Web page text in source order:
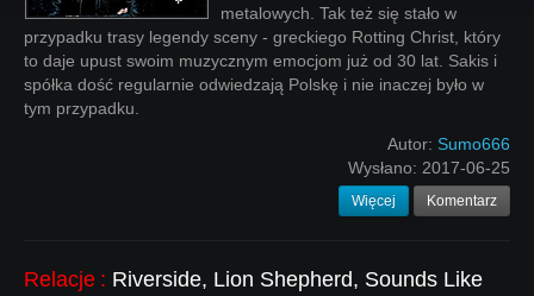
metalowych. Tak też się stało w
przypadku trasy legendy sceny - greckiego Rotting Christ, który
to daje upust swoim muzycznym emocjom już od 30 lat. Sakis i
spółka dość regularnie odwiedzają Polskę i nie inaczej było w
tym przypadku.
Autor: Sumo666
Wysłano: 2017-06-25
Więcej Komentarz
Relacje : Riverside, Lion Shepherd, Sounds Like